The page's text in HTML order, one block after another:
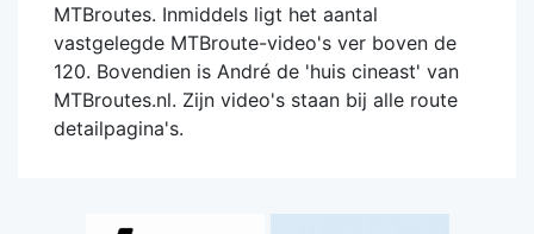
MTBroutes. Inmiddels ligt het aantal
vastgelegde MTBroute-video's ver boven de
120. Bovendien is André de 'huis cineast' van
MTBroutes.nl. Zijn video's staan bij alle route
detailpagina's.